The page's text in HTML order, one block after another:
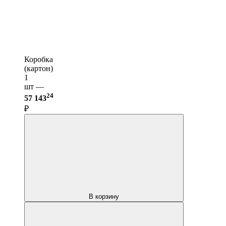
Коробка
(картон)
1
шт —
57 14324
₽
В корзину